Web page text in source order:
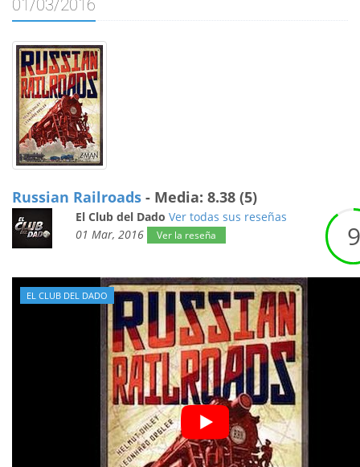
01/03/2016
Russian Railroads - Media: 8.38 (5)
El Club del Dado Ver todas sus reseñas
01 Mar, 2016
Ver la reseña 9
EL CLUB DEL DADO